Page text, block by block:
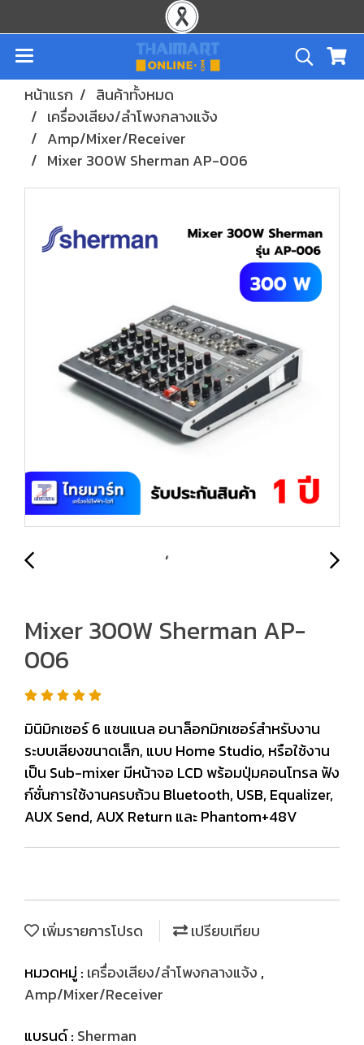
หน้าแรก
สินค้าทั้งหมด
เครื่องเสียง/ลำโพงกลางแจ้ง
Amp/Mixer/Receiver
Mixer 300W Sherman AP-006
Mixer 300W Sherman AP-
006
มินิมิกเซอร์ 6 แชนแนล อนาล็อกมิกเซอร์สำหรับงาน
ระบบเสียงขนาดเล็ก, แบบ Home Studio, หรือใช้งาน
เป็น Sub-mixer มีหน้าจอ LCD พร้อมปุ่มคอนโทรล ฟัง
ก์ชั่นการใช้งานครบถ้วน Bluetooth, USB, Equalizer,
AUX Send, AUX Return และ Phantom+48V
เพิ่มรายการโปรด
เปรียบเทียบ
หมวดหมู่ : เครื่องเสียง/ลำโพงกลางแจ้ง ,
Amp/Mixer/Receiver
แบรนด์ : Sherman